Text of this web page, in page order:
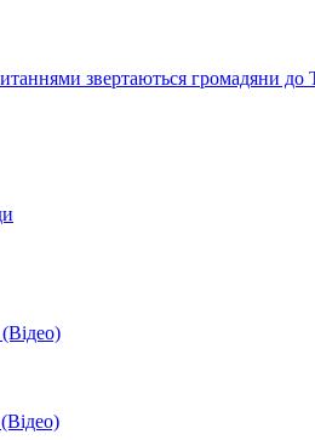
звертаються громадяни до